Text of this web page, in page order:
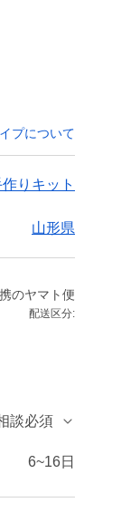
プについて
りキット
山形県
のヤマト便
配送区分:
談必須
6~16日